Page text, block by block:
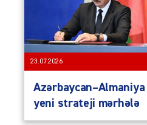
23.07.2026
yeni strateji mərhələ